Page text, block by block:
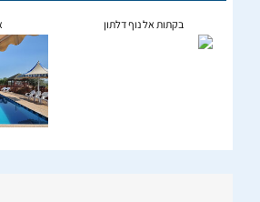
בקתות אל נוף דלתון